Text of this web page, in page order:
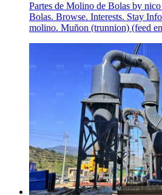
Partes de Molino de Bolas by
Bolas. Browse. Interests. Stay
molino. Muñon (trunnion) (feed